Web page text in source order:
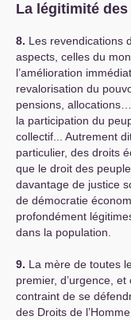
La légitimité
8. Les revendications
aspects, celles du
l’amélioration
revalorisation du
pensions,
la participation du
collectif... Autrement
particulier, des droits
que le droit des
davantage de justice
de démocratie
profondément
dans la population.
9. La mère de toutes
premier, d’urgence,
contraint de se
des Droits de